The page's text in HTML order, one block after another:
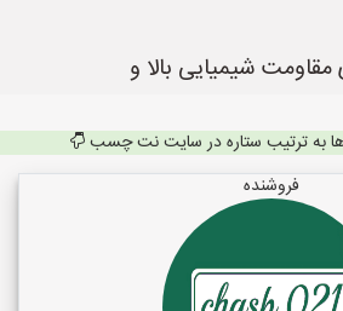
شیمیایی بالا و
به ترتیب ستاره در سایت نت چسب
فروشنده